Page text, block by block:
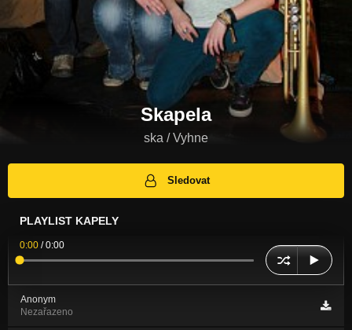
Skapela
ska / Vyhne
Sledovat
PLAYLIST KAPELY
0:00 /0:00
Anonym
Nezařazeno